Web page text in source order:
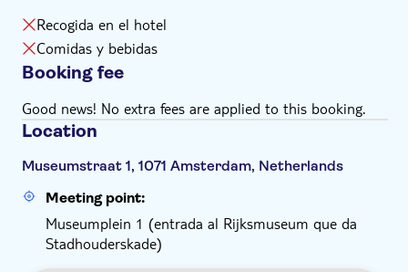
Recogida en el hotel
Comidas y bebidas
Booking fee
Good news! No extra fees are applied to this booking.
Location
Museumstraat 1, 1071 Amsterdam, Netherlands
Meeting point:
Museumplein 1 (entrada al Rijksmuseum que da
Stadhouderskade)